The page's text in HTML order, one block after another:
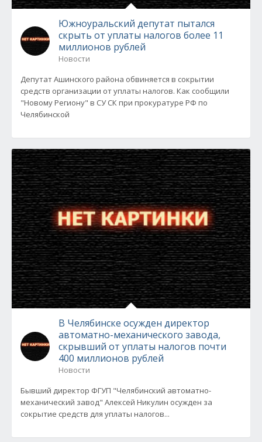
Южноуральский депутат пытался
скрыть от уплаты налогов более 11
миллионов рублей
Новости
Депутат Ашинского района обвиняется в сокрытии
средств организации от уплаты налогов. Как сообщили
"Новому Региону" в СУ СК при прокуратуре РФ по
Челябинской
В Челябинске осужден директор
автоматно-механического завода,
скрывший от уплаты налогов почти
400 миллионов рублей
Новости
Бывший директор ФГУП "Челябинский автоматно-
механический завод" Алексей Никулин осужден за
сокрытие средств для уплаты налогов...